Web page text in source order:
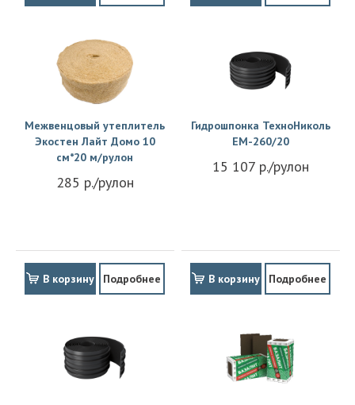
Межвенцовый утеплитель
Экостен Лайт Домо 10
см*20 м/рулон
285 р./рулон
В корзину Подробнее
Гидрошпонка ТехноНиколь
EM-260/20
15 107 р./рулон
В корзину Подробнее